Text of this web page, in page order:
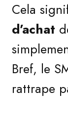
Cela
d’achat
Bref, le
rattrape